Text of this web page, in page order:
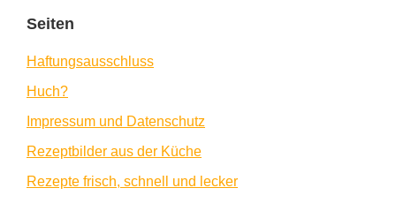
Seiten
Haftungsausschluss
Huch?
Impressum und Datenschutz
Rezeptbilder aus der Küche
Rezepte frisch, schnell und lecker